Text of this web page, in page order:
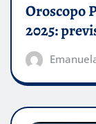
Oroscopo
2025: